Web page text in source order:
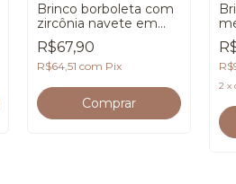
Brinco borboleta com
zircônia navete em
banho de Prata 925
R$67,90
R$64,51com Pix
2 x